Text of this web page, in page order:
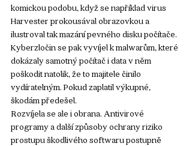
komickou podobu, když se například virus
Harvester prokousával obrazovkou a
ilustroval tak mazání pevného disku počítače.
Kyberzločin se pak vyvíjel k malwarům, které
dokázaly samotný počítač i data v něm
poškodit natolik, že to majitele činilo
vydíratelným. Pokud zaplatil výkupné,
škodám předešel.
Rozvíjela se ale i obrana. Antivirové
programy a další způsoby ochrany riziko
prostupu škodlivého softwaru postupně